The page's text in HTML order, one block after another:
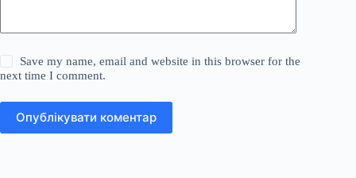
Save my name, email and website in this browser for the
next time I comment.
Опублікувати коментар